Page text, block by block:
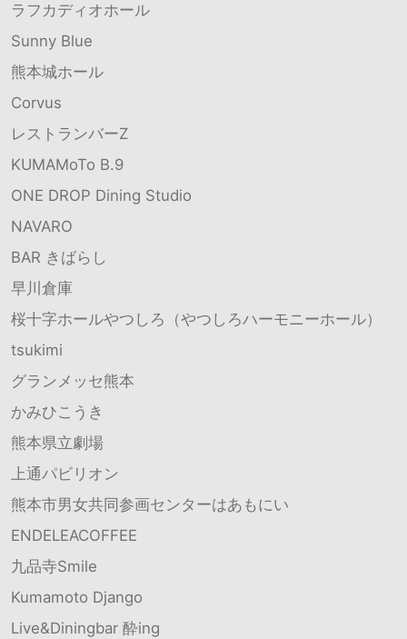
ラフカディオホール
Sunny Blue
熊本城ホール
Corvus
レストランバーZ
KUMAMoTo B.9
ONE DROP Dining Studio
NAVARO
BAR きばらし
早川倉庫
桜十字ホールやつしろ（やつしろハーモニーホール）
tsukimi
グランメッセ熊本
かみひこうき
熊本県立劇場
上通パビリオン
熊本市男女共同参画センターはあもにい
ENDELEACOFFEE
九品寺Smile
Kumamoto Django
Live&Diningbar 酔ing